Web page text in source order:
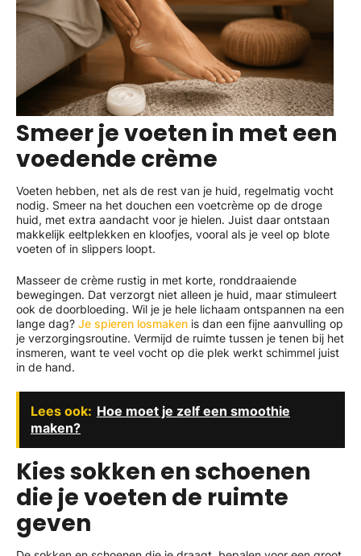
Smeer je voeten in met een
voedende crème
Voeten hebben, net als de rest van je huid, regelmatig vocht
nodig. Smeer na het douchen een voetcrème op de droge
huid, met extra aandacht voor je hielen. Juist daar ontstaan
makkelijk eeltplekken en kloofjes, vooral als je veel op blote
voeten of in slippers loopt.
Masseer de crème rustig in met korte, ronddraaiende
bewegingen. Dat verzorgt niet alleen je huid, maar stimuleert
ook de doorbloeding. Wil je je hele lichaam ontspannen na een
lange dag? Je spieren losmaken is dan een fijne aanvulling op
je verzorgingsroutine. Vermijd de ruimte tussen je tenen bij het
insmeren, want te veel vocht op die plek werkt schimmel juist
in de hand.
Lees ook: Hoe moet je zelf een smoothie
maken?
Kies sokken en schoenen
die je voeten de ruimte
geven